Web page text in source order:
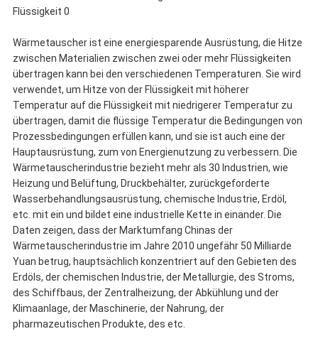
Wärmetauscher ist eine energiesparende Ausrüstung, die Hitze
zwischen Materialien zwischen zwei oder mehr Flüssigkeiten
übertragen kann bei den verschiedenen Temperaturen. Sie wird
verwendet, um Hitze von der Flüssigkeit mit höherer
Temperatur auf die Flüssigkeit mit niedrigerer Temperatur zu
übertragen, damit die flüssige Temperatur die Bedingungen von
Prozessbedingungen erfüllen kann, und sie ist auch eine der
Hauptausrüstung, zum von Energienutzung zu verbessern. Die
Wärmetauscherindustrie bezieht mehr als 30 Industrien, wie
Heizung und Belüftung, Druckbehälter, zurückgeforderte
Wasserbehandlungsausrüstung, chemische Industrie, Erdöl,
etc. mit ein und bildet eine industrielle Kette in einander. Die
Daten zeigen, dass der Marktumfang Chinas der
Wärmetauscherindustrie im Jahre 2010 ungefähr 50 Milliarde
Yuan betrug, hauptsächlich konzentriert auf den Gebieten des
Erdöls, der chemischen Industrie, der Metallurgie, des Stroms,
des Schiffbaus, der Zentralheizung, der Abkühlung und der
Klimaanlage, der Maschinerie, der Nahrung, der
pharmazeutischen Produkte, des etc.